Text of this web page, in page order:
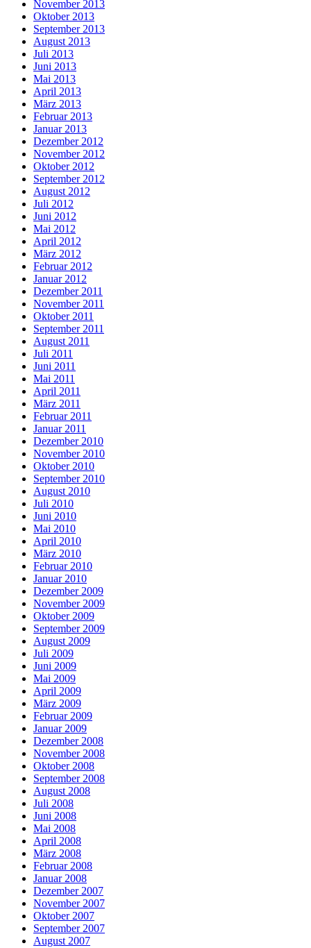
November 2013
Oktober 2013
September 2013
August 2013
Juli 2013
Juni 2013
Mai 2013
April 2013
März 2013
Februar 2013
Januar 2013
Dezember 2012
November 2012
Oktober 2012
September 2012
August 2012
Juli 2012
Juni 2012
Mai 2012
April 2012
März 2012
Februar 2012
Januar 2012
Dezember 2011
November 2011
Oktober 2011
September 2011
August 2011
Juli 2011
Juni 2011
Mai 2011
April 2011
März 2011
Februar 2011
Januar 2011
Dezember 2010
November 2010
Oktober 2010
September 2010
August 2010
Juli 2010
Juni 2010
Mai 2010
April 2010
März 2010
Februar 2010
Januar 2010
Dezember 2009
November 2009
Oktober 2009
September 2009
August 2009
Juli 2009
Juni 2009
Mai 2009
April 2009
März 2009
Februar 2009
Januar 2009
Dezember 2008
November 2008
Oktober 2008
September 2008
August 2008
Juli 2008
Juni 2008
Mai 2008
April 2008
März 2008
Februar 2008
Januar 2008
Dezember 2007
November 2007
Oktober 2007
September 2007
August 2007